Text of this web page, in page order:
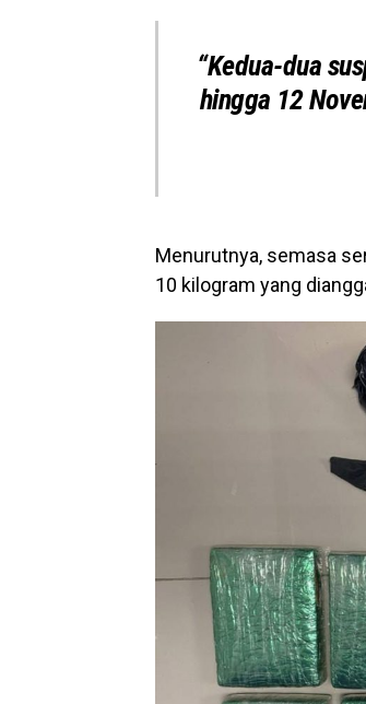
“Kedua-dua
hingga 12
Menurutnya, semasa
10 kilogram yang